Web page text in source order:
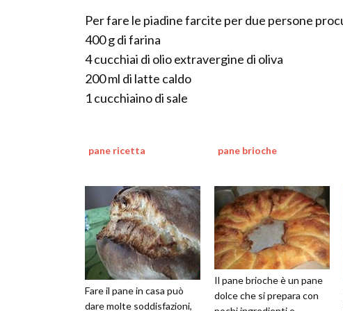
Per fare le piadine farcite per due persone
400 g di farina
4 cucchiai di olio extravergine di oliva
200 ml di latte caldo
1 cucchiaino di sale
pane ricetta
Fare il pane in casa può
dare molte soddisfazioni,
pane brioche
Il pane brioche è un pane
dolce che si prepara con